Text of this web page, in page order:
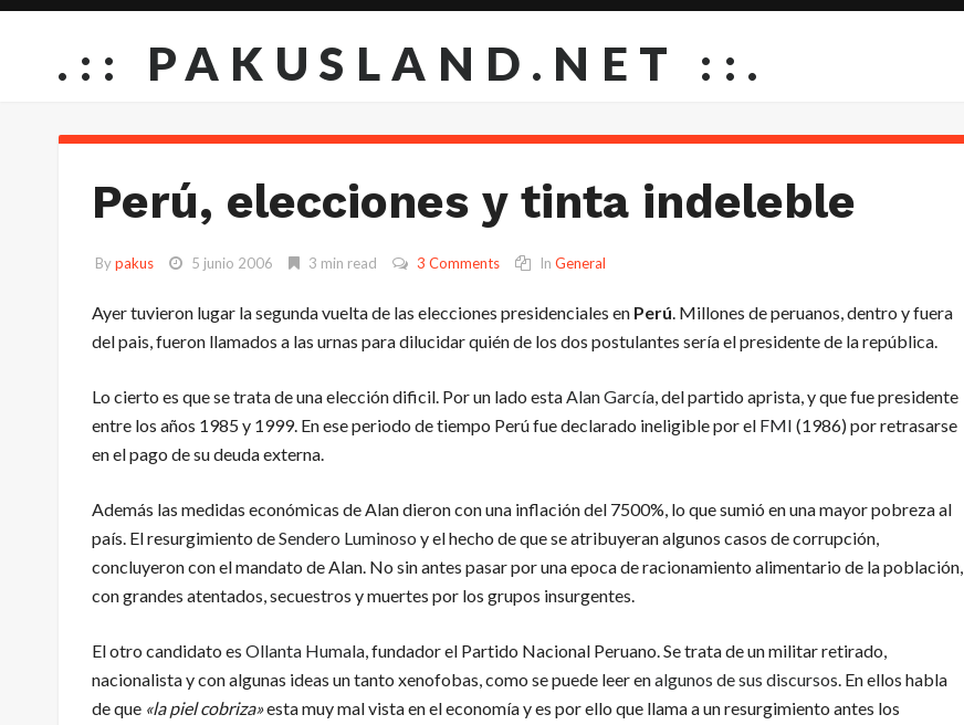
.:: PAKUSLAND.NET ::.
Perú, elecciones y tinta indeleble
Bypakus 5 junio 2006 3 min read 3 Comments In General
Ayer tuvieron lugar la segunda vuelta de las elecciones presidenciales en Perú. Millones de peruanos, dentro y fuera
del pais, fueron llamados a las urnas para dilucidar quién de los dos postulantes sería el presidente de la república.
Lo cierto es que se trata de una elección dificil. Por un lado estaAlan García, del partido aprista, y que fue presidente
entre los años 1985 y 1999. En ese periodo de tiempo Perú fue declarado ineligible por el FMI (1986) por retrasarse
en el pago de su deuda externa.
Además las medidas económicas de Alan dieron con una inflación del 7500%, lo que sumió en una mayor pobreza al
país. El resurgimiento deSendero Luminoso y el hecho de que se atribuyeran algunos casos de corrupción,
concluyeron con el mandato de Alan. No sin antes pasar por una epoca de racionamiento alimentario de la población,
con grandes atentados, secuestros y muertes por los grupos insurgentes.
El otro candidato es Ollanta Humala, fundador el Partido Nacional Peruano. Se trata de un militar retirado,
nacionalista y con algunas ideas un tanto xenofobas, como se puede leer enalgunos de sus discursos. En ellos habla
de que «la piel cobriza»esta muy mal vista en el economía y es por ello que llama a un resurgimiento antes los